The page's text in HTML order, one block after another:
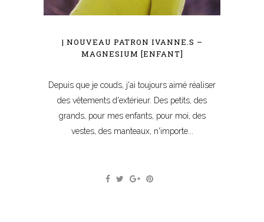
| NOUVEAU PATRON IVANNE.S –
MAGNESIUM [ENFANT]
Depuis que je couds, j'ai toujours aimé réaliser
des vêtements d'extérieur. Des petits, des
grands, pour mes enfants, pour moi, des
vestes, des manteaux, n'importe...